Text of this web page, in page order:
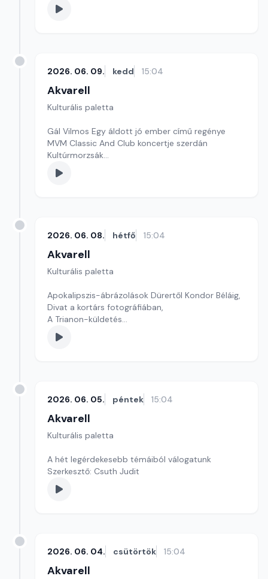
2026. 06. 09. kedd 15:04
Akvarell
Kulturális paletta
Gál Vilmos Egy áldott jó ember című regénye
MVM Classic And Club koncertje szerdán
Kultúrmorzsák
Szerkesztő: Tóth J. András
2026. 06. 08. hétfő 15:04
Akvarell
Kulturális paletta
Apokalipszis-ábrázolások Dürertől Kondor Béláig,
Divat a kortárs fotográfiában,
A Trianon-küldetés
szerkesztő: Szentimrei Kristóf
2026. 06. 05. péntek 15:04
Akvarell
Kulturális paletta
A hét legérdekesebb témáiból válogatunk
Szerkesztő: Csuth Judit
2026. 06. 04. csütörtök 15:04
Akvarell